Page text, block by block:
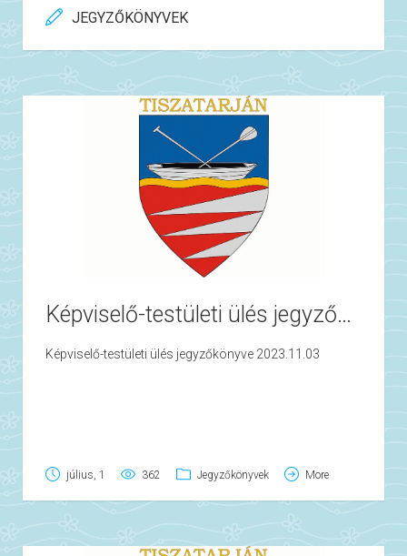
JEGYZŐKÖNYVEK
Képviselő-testületi ülés jegyzőkönyve 2023.11.03
Képviselő-testületi ülés jegyzőkönyve 2023.11.03
július, 1 362 Jegyzőkönyvek More